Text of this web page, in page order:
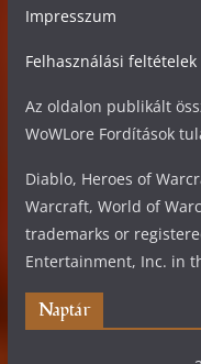
Impresszum
Felhasználási feltételek
Az oldalon publikált
WoWLore Fordítások
Diablo, Heroes of
Warcraft, World of
trademarks or
Entertainment, Inc. in
Naptár